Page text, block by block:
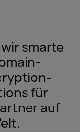
smarte
für
auf